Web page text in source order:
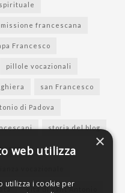
missione francescana
Francesco
pillole vocazionali
san Francesco
di Padova
storia del blog
vocazionale
vita di sant'Antonio
×
web utilizza
utilizza i cookie per